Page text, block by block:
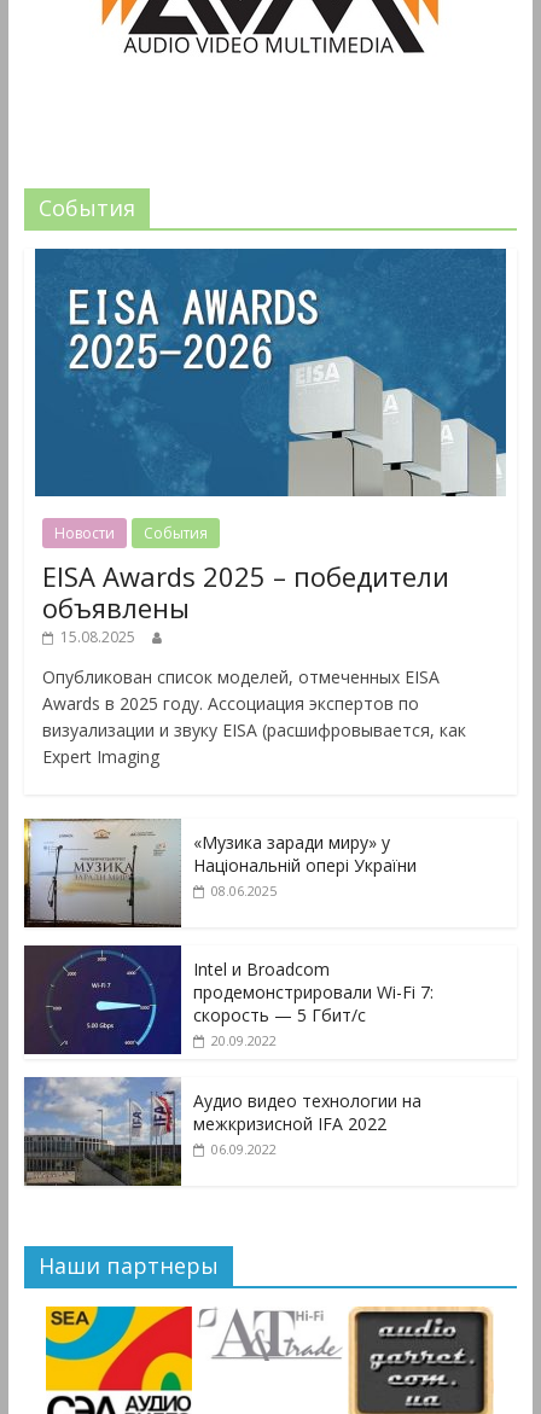
События
Новости События
EISA Awards 2025 – победители
объявлены
15.08.2025
Опубликован список моделей, отмеченных EISA
Awards в 2025 году. Ассоциация экспертов по
визуализации и звуку EISA (расшифровывается, как
Expert Imaging
«Музика заради миру» у
Національній опері України
08.06.2025
Intel и Broadcom
продемонстрировали Wi-Fi 7:
скорость — 5 Гбит/с
20.09.2022
Аудио видео технологии на
межкризисной IFA 2022
06.09.2022
Наши партнеры